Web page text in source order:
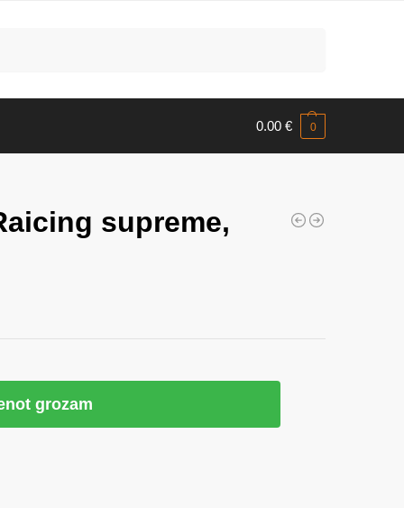
0.00 € 0
supreme,
grozam